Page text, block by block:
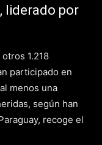
liderado por
1.218
participado en
menos una
según han
recoge el